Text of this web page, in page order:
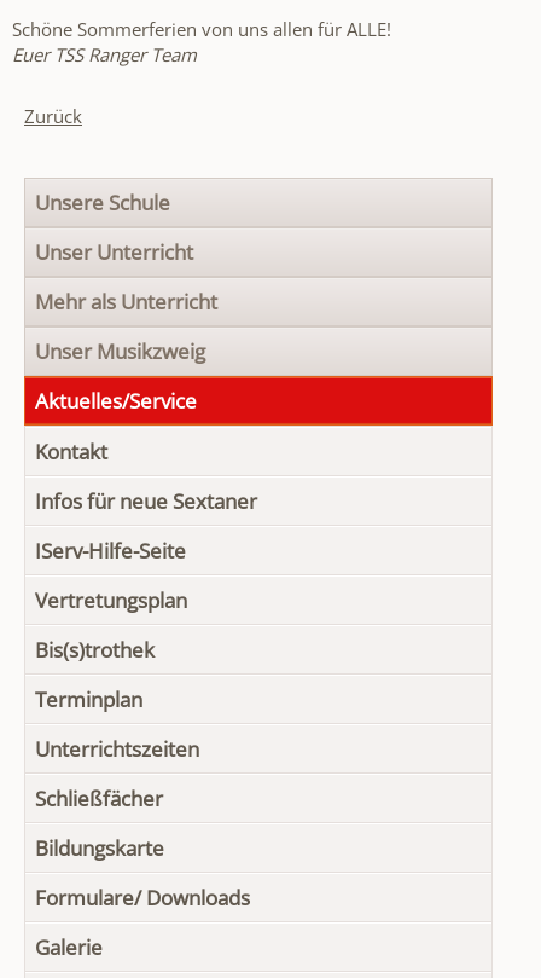
Schöne Sommerferien von uns allen für ALLE!
Euer TSS Ranger Team
Zurück
Navigation
überspringen
Unsere Schule
Unser Unterricht
Mehr als Unterricht
Unser Musikzweig
Aktuelles/Service
Kontakt
Infos für neue Sextaner
IServ-Hilfe-Seite
Vertretungsplan
Bis(s)trothek
Terminplan
Unterrichtszeiten
Schließfächer
Bildungskarte
Formulare/ Downloads
Galerie